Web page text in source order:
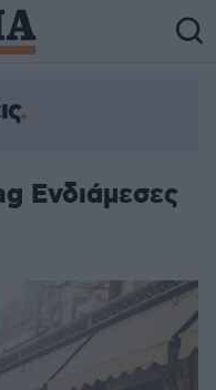
Ενδιάμεσες